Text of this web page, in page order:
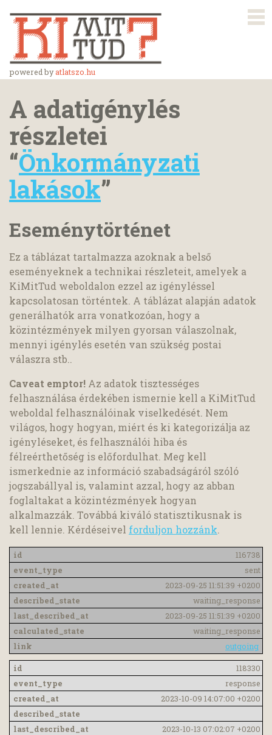
powered byatlatszo.hu
A adatigénylés
részletei
“Önkormányzati
lakások”
Eseménytörténet
Ez a táblázat tartalmazza azoknak a belső
eseményeknek a technikai részleteit, amelyek a
KiMitTud weboldalon ezzel az igényléssel
kapcsolatosan történtek. A táblázat alapján adatok
generálhatók arra vonatkozóan, hogy a
közintézmények milyen gyorsan válaszolnak,
mennyi igénylés esetén van szükség postai
válaszra stb..
Caveat emptor! Az adatok tisztességes
felhasználása érdekében ismernie kell a KiMitTud
weboldal felhasználóinak viselkedését. Nem
világos, hogy hogyan, miért és ki kategorizálja az
igényléseket, és felhasználói hiba és
félreérthetőség is előfordulhat. Meg kell
ismerkednie az információ szabadságáról szóló
jogszabállyal is, valamint azzal, hogy az abban
foglaltakat a közintézmények hogyan
alkalmazzák. Továbbá kiváló statisztikusnak is
kell lennie. Kérdéseivel forduljon hozzánk.
116738
sent
2023-09-25 11:51:39 +0200
waiting_response
2023-09-25 11:51:39 +0200
waiting_response
outgoing
118330
response
2023-10-09 14:07:00 +0200
2023-10-13 07:02:07 +0200